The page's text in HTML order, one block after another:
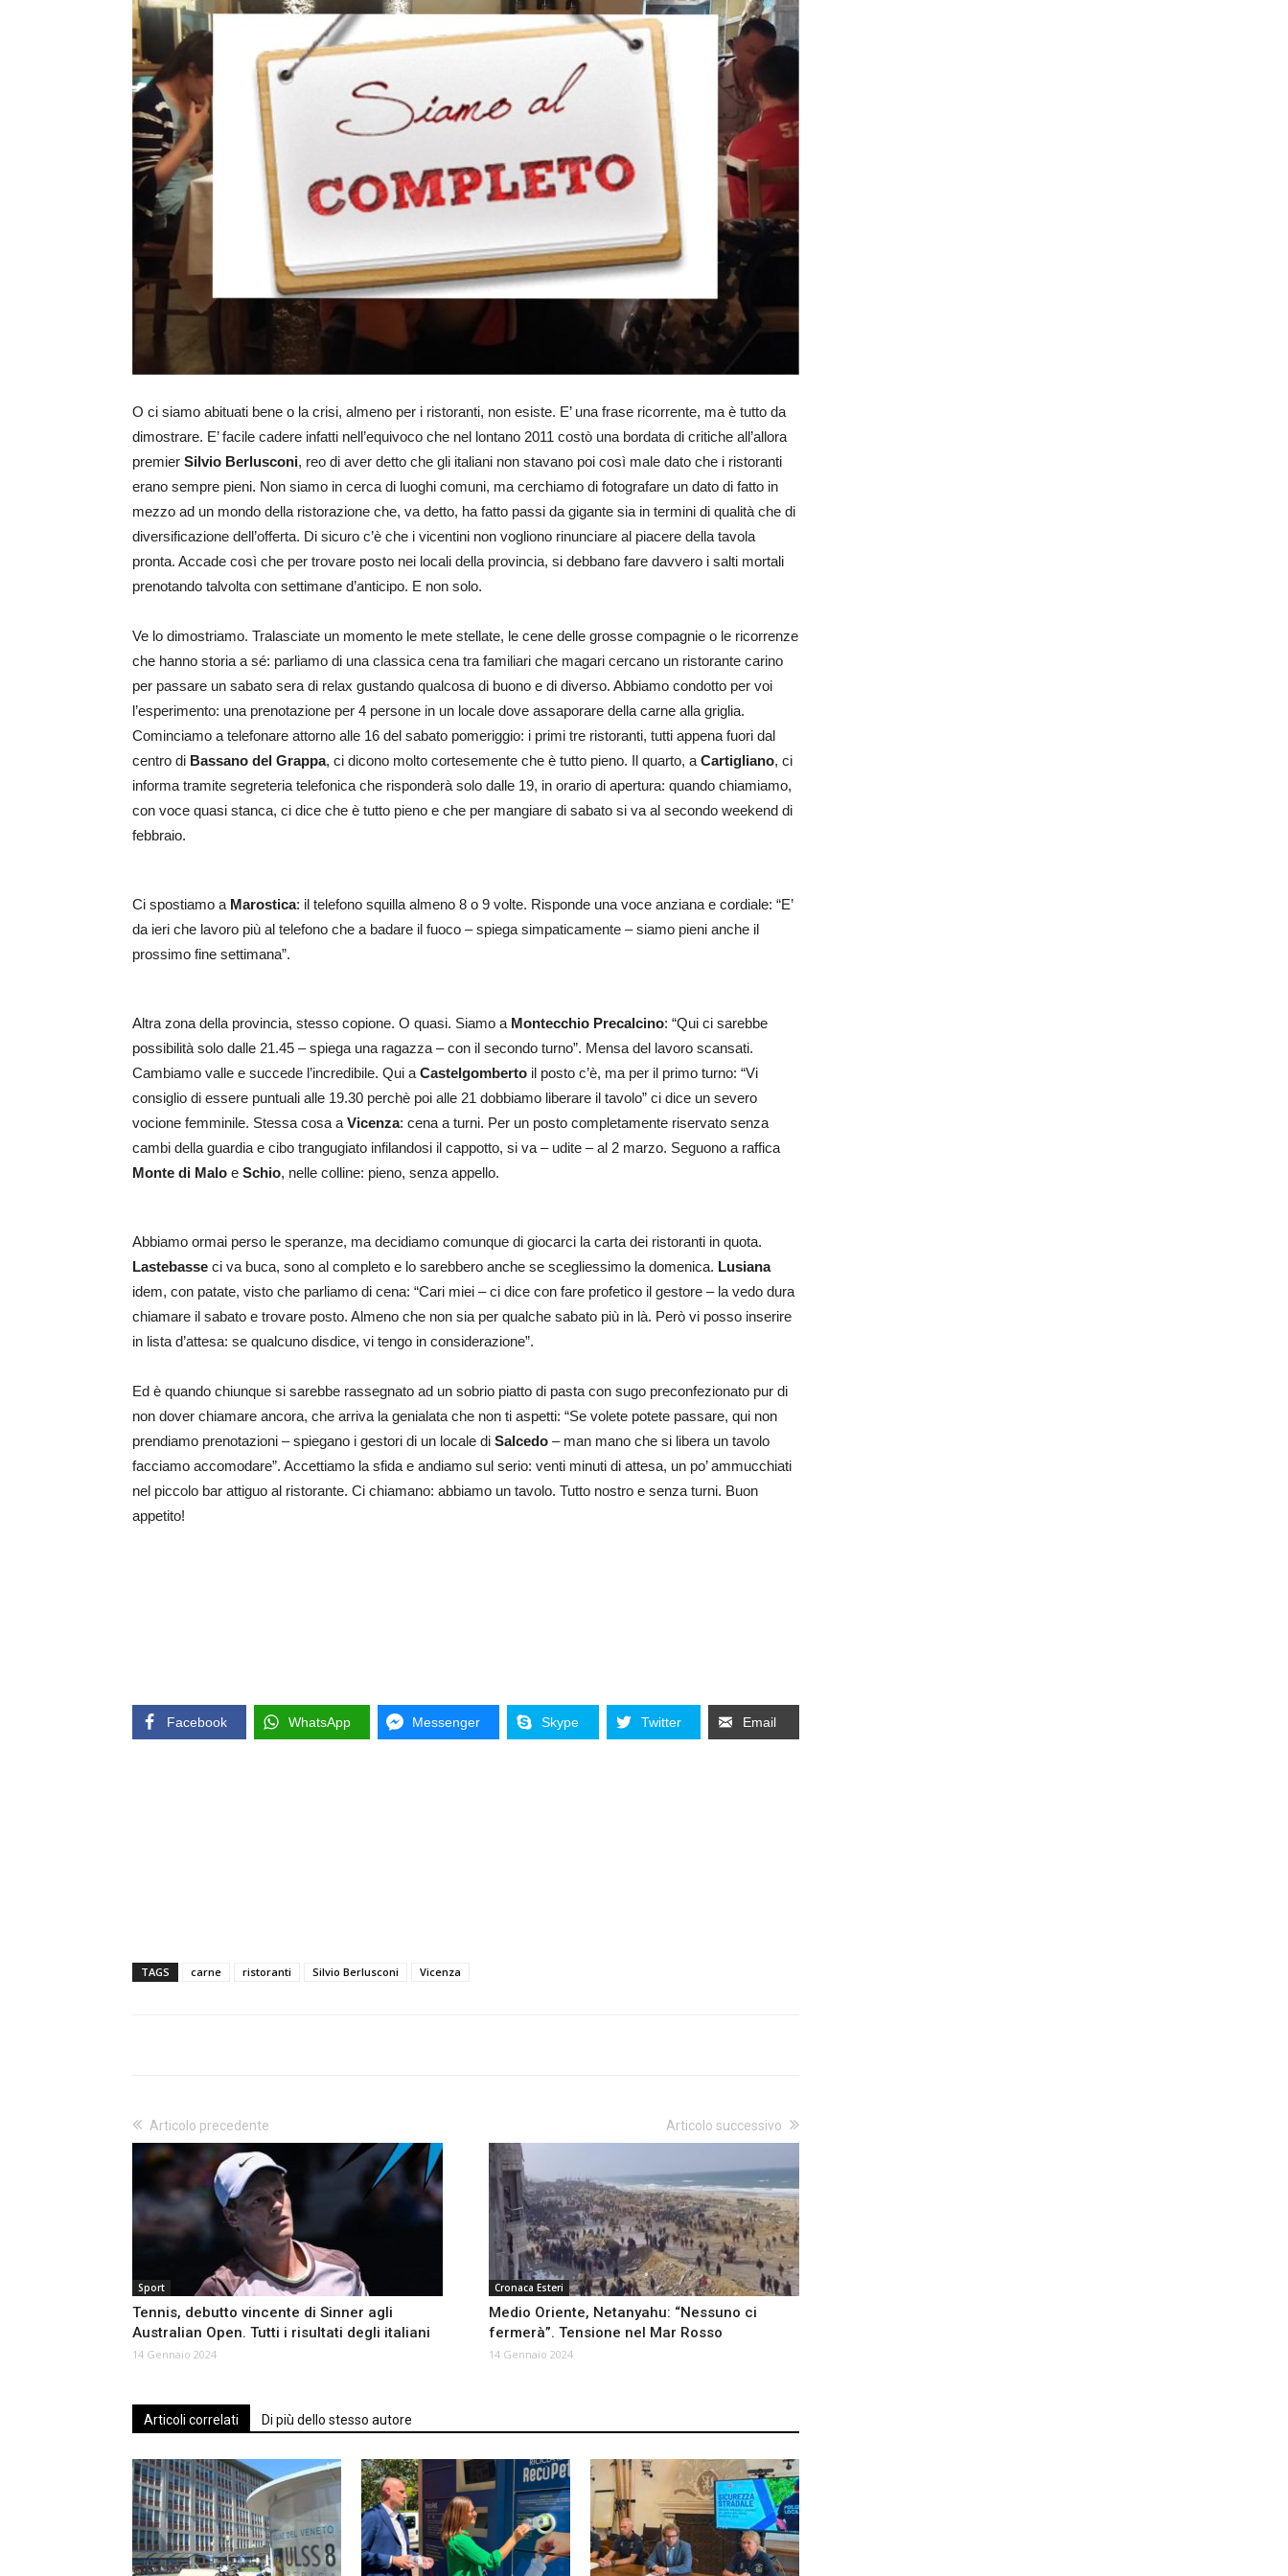
O ci siamo abituati bene o la crisi, almeno per i ristoranti, non esiste. E’ una frase ricorrente, ma è tutto da
dimostrare. E’ facile cadere infatti nell’equivoco che nel lontano 2011 costò una bordata di critiche all’allora
premier Silvio Berlusconi, reo di aver detto che gli italiani non stavano poi così male dato che i ristoranti
erano sempre pieni. Non siamo in cerca di luoghi comuni, ma cerchiamo di fotografare un dato di fatto in
mezzo ad un mondo della ristorazione che, va detto, ha fatto passi da gigante sia in termini di qualità che di
diversificazione dell’offerta. Di sicuro c’è che i vicentini non vogliono rinunciare al piacere della tavola
pronta. Accade così che per trovare posto nei locali della provincia, si debbano fare davvero i salti mortali
prenotando talvolta con settimane d’anticipo. E non solo.
Ve lo dimostriamo. Tralasciate un momento le mete stellate, le cene delle grosse compagnie o le ricorrenze
che hanno storia a sé: parliamo di una classica cena tra familiari che magari cercano un ristorante carino
per passare un sabato sera di relax gustando qualcosa di buono e di diverso. Abbiamo condotto per voi
l’esperimento: una prenotazione per 4 persone in un locale dove assaporare della carne alla griglia.
Cominciamo a telefonare attorno alle 16 del sabato pomeriggio: i primi tre ristoranti, tutti appena fuori dal
centro di Bassano del Grappa, ci dicono molto cortesemente che è tutto pieno. Il quarto, a Cartigliano, ci
informa tramite segreteria telefonica che risponderà solo dalle 19, in orario di apertura: quando chiamiamo,
con voce quasi stanca, ci dice che è tutto pieno e che per mangiare di sabato si va al secondo weekend di
febbraio.
Ci spostiamo a Marostica: il telefono squilla almeno 8 o 9 volte. Risponde una voce anziana e cordiale: “E’
da ieri che lavoro più al telefono che a badare il fuoco – spiega simpaticamente – siamo pieni anche il
prossimo fine settimana”.
Altra zona della provincia, stesso copione. O quasi. Siamo a Montecchio Precalcino: “Qui ci sarebbe
possibilità solo dalle 21.45 – spiega una ragazza – con il secondo turno”. Mensa del lavoro scansati.
Cambiamo valle e succede l’incredibile. Qui a Castelgomberto il posto c’è, ma per il primo turno: “Vi
consiglio di essere puntuali alle 19.30 perchè poi alle 21 dobbiamo liberare il tavolo” ci dice un severo
vocione femminile. Stessa cosa a Vicenza: cena a turni. Per un posto completamente riservato senza
cambi della guardia e cibo trangugiato infilandosi il cappotto, si va – udite – al 2 marzo. Seguono a raffica
Monte di Malo e Schio, nelle colline: pieno, senza appello.
Abbiamo ormai perso le speranze, ma decidiamo comunque di giocarci la carta dei ristoranti in quota.
Lastebasse ci va buca, sono al completo e lo sarebbero anche se scegliessimo la domenica. Lusiana
idem, con patate, visto che parliamo di cena: “Cari miei – ci dice con fare profetico il gestore – la vedo dura
chiamare il sabato e trovare posto. Almeno che non sia per qualche sabato più in là. Però vi posso inserire
in lista d’attesa: se qualcuno disdice, vi tengo in considerazione”.
Ed è quando chiunque si sarebbe rassegnato ad un sobrio piatto di pasta con sugo preconfezionato pur di
non dover chiamare ancora, che arriva la genialata che non ti aspetti: “Se volete potete passare, qui non
prendiamo prenotazioni – spiegano i gestori di un locale di Salcedo – man mano che si libera un tavolo
facciamo accomodare”. Accettiamo la sfida e andiamo sul serio: venti minuti di attesa, un po’ ammucchiati
nel piccolo bar attiguo al ristorante. Ci chiamano: abbiamo un tavolo. Tutto nostro e senza turni. Buon
appetito!
Facebook WhatsApp Messenger Skype Twitter Email
TAGS carne ristoranti Silvio Berlusconi Vicenza
Articolo precedente
Sport
Tennis, debutto vincente di Sinner agli
Australian Open. Tutti i risultati degli italiani
14 Gennaio 2024
Articolo successivo
Cronaca Esteri
Medio Oriente, Netanyahu: “Nessuno ci
fermerà”. Tensione nel Mar Rosso
14 Gennaio 2024
Articoli correlati Di più dello stesso autore